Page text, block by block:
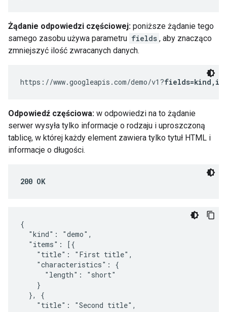
Żądanie odpowiedzi częściowej: poniższe żądanie tego
samego zasobu używa parametru fields , aby znacząco
zmniejszyć ilość zwracanych danych.
https://www.googleapis.com/demo/v1?
Odpowiedź częściowa: w odpowiedzi na to żądanie
serwer wysyła tylko informacje o rodzaju i uproszczoną
tablicę, w której każdy element zawiera tylko tytuł HTML i
informacje o długości.
200 OK
{
  "kind": "demo",
  "items": [{
    "title": "First title",
    "characteristics": {
      "length": "short"
    }
  }, {
    "title": "Second title",